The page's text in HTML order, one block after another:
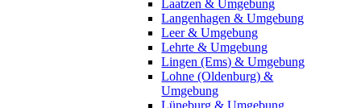
Laatzen & Umgebung
Langenhagen & Umgebung
Leer & Umgebung
Lehrte & Umgebung
Lingen (Ems) & Umgebung
Lohne (Oldenburg) &
Umgebung
Lüneburg & Umgebung